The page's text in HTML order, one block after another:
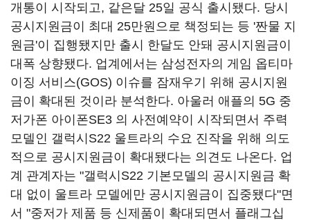
개통이 시작되고, 같은달 25일 공식 출시됐다. 당시
공시지원금이 최대 25만원으로 책정되는 등 '짠물 지
원금'이 집행됐지만 출시 한달도 안돼 공시지원금이
대폭 상향됐다. 업계에서는 삼성전자의 게임 옵티마
이징 서비스(GOS) 이슈를 잠재우기 위해 공시지원
금이 확대된 것이라 분석한다. 아울러 애플의 5G 중
저가폰 아이폰SE3 의 사전예약이 시작되면서 주력
모델인 갤럭시S22 울트라의 수요 진작을 위해 의도
적으로 공시지원금이 확대됐다는 의견도 나온다. 업
계 관계자는 "갤럭시S22 기본모델의 공시지원금 확
대 없이 울트라 모델에만 공시지원금이 집중됐다"면
서 "중저가 제품 등 신제품이 확대되면서 플래그십